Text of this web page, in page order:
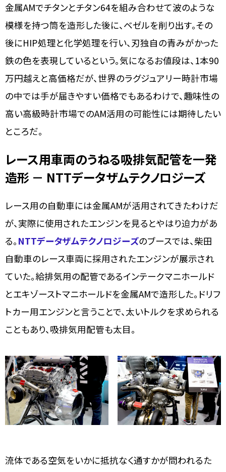
金属AMでチタンとチタン64を組み合わせて波のような
模様を持つ筒を造形した後に、ベゼルを削り出す。その
後にHIP処理と化学処理を行い、刃独自の青みがかった
鉄の色を表現しているという。気になるお値段は、1本90
万円越えと高価格だが、世界のラグジュアリー時計市場
の中では手が届きやすい価格でもあるわけで、趣味性の
高い高級時計市場でのAM活用の可能性には期待したい
ところだ。
レース用車両のうねる吸排気配管を一発
造形 － NTTデータザムテクノロジーズ
レース用の自動車には金属AMが活用されてきたわけだ
が、実際に使用されたエンジンを見るとやはり迫力があ
る。 NTTデータザムテクノロジーズのブースでは、柴田
自動車のレース車両に採用されたエンジンが展示され
ていた。給排気用の配管であるインテークマニホールド
とエキゾーストマニホールドを金属AMで造形した。ドリフ
トカー用エンジンと言うことで、太いトルクを求められる
こともあり、吸排気用配管も太目。
流体である空気をいかに抵抗なく通すかが問われるた